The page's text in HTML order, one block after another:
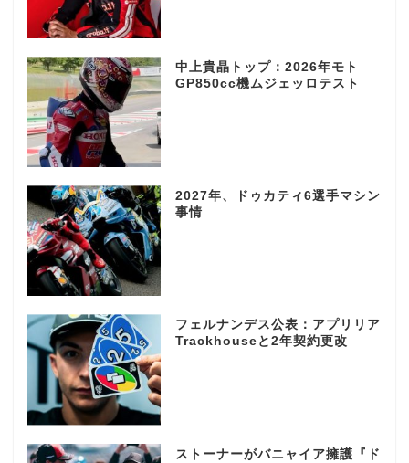
中上貴晶トップ：2026年モト
GP850cc機ムジェッロテスト
2027年、ドゥカティ6選手マシン
事情
フェルナンデス公表：アプリリア
Trackhouseと2年契約更改
ストーナーがバニャイア擁護『ド